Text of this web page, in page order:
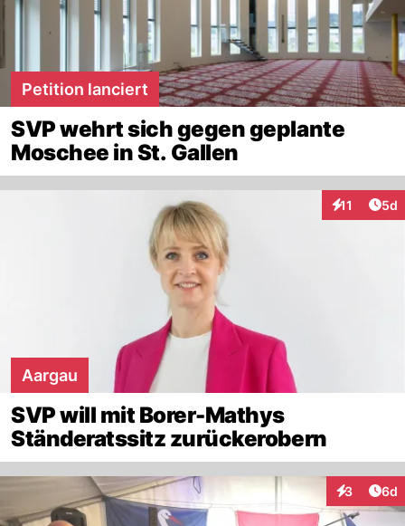
Petition lanciert
SVP wehrt sich gegen geplante
Moschee in St. Gallen
11 5d
Aargau
SVP will mit Borer-Mathys
Ständeratssitz zurückerobern
3 6d